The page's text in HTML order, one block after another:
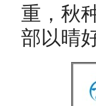
重，秋
部以晴